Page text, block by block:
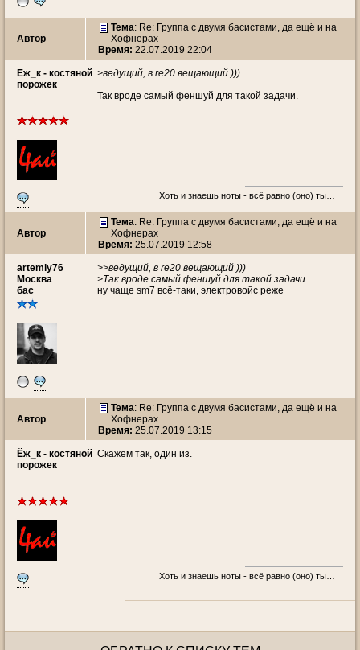
Автор
Тема: Re: Группа с двумя басистами, да ещё и на
Хофнерах
Время: 22.07.2019 22:04
Ёж_к - костяной
порожек
>ведущий, в re20 вещающий )))
Так вроде самый феншуй для такой задачи.
Хоть и знаешь ноты - всё равно (оно) ты…
Автор
Тема: Re: Группа с двумя басистами, да ещё и на
Хофнерах
Время: 25.07.2019 12:58
artemiy76
Москва
бас
>>ведущий, в re20 вещающий )))
>Так вроде самый феншуй для такой задачи.
ну чаще sm7 всё-таки, электровойс реже
Автор
Тема: Re: Группа с двумя басистами, да ещё и на
Хофнерах
Время: 25.07.2019 13:15
Ёж_к - костяной
порожек
Скажем так, один из.
Хоть и знаешь ноты - всё равно (оно) ты…